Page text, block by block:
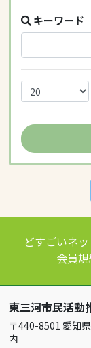
キーワード
どすごいネ
会員
東三河市民活動
〒440-8501 愛知
内